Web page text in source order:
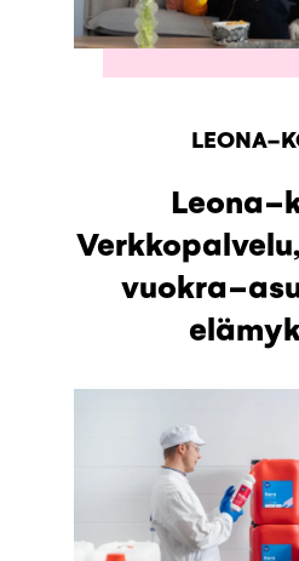
LEONA-
Leona-
vuokra-